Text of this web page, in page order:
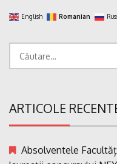
English Romanian
ARTICOLE
Absolventele